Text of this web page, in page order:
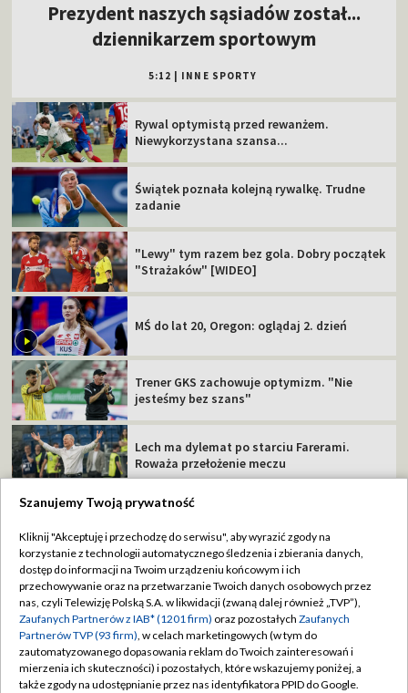
Prezydent naszych sąsiadów został...
dziennikarzem sportowym
5:12 INNE SPORTY
Rywal optymistą przed rewanżem.
Niewykorzystana szansa...
Świątek poznała kolejną rywalkę. Trudne
zadanie
"Lewy" tym razem bez gola. Dobry początek
"Strażaków" [WIDEO]
MŚ do lat 20, Oregon: oglądaj 2. dzień
Trener GKS zachowuje optymizm. "Nie
jesteśmy bez szans"
Lech ma dylemat po starciu Farerami.
Roważa przełożenie meczu
TVP
Abonament TVP
Sklep TVP
Biuro Reklamy
Oferta Handlowa
Regulamin TVP
Polityka prywatności
Moje zgody
Biuro reklamy
Szanujemy Twoją prywatność
Kliknij "Akceptuję i przechodzę do serwisu", aby wyrazić zgody na
korzystanie z technologii automatycznego śledzenia i zbierania danych,
dostęp do informacji na Twoim urządzeniu końcowym i ich
przechowywanie oraz na przetwarzanie Twoich danych osobowych przez
nas, czyli Telewizję Polską S.A. w likwidacji (zwaną dalej również „TVP”),
Zaufanych Partnerów z IAB* (1201 firm) oraz pozostałych Zaufanych
Partnerów TVP (93 firm), w celach marketingowych (w tym do
zautomatyzowanego dopasowania reklam do Twoich zainteresowań i
mierzenia ich skuteczności) i pozostałych, które wskazujemy poniżej, a
także zgody na udostępnianie przez nas identyfikatora PPID do Google.